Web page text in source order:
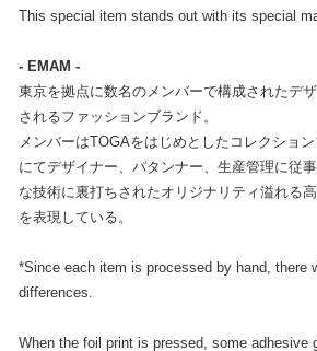
This special item stands out with its special
- EMAM -
東京を拠点に数名のメンバーで構成されたデ
されるファッションブランド。
メンバーはTOGAをはじめとしたコレクショ
にてデザイナー、パタンナー、生産管理に従
な技術に裏打ちされたオリジナリティ溢れる
を表現している。
*Since each item is processed by hand, there
differences.
When the foil print is pressed, some adhesive